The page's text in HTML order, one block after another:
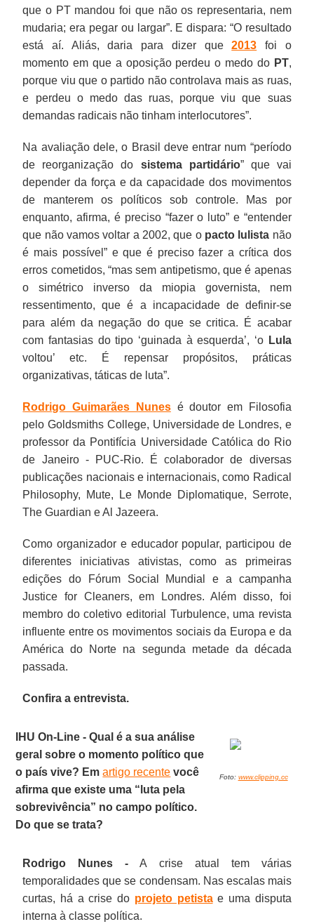
que o PT mandou foi que não os representaria, nem
mudaria; era pegar ou largar”. E dispara: “O resultado
está aí. Aliás, daria para dizer que2013 foi o
momento em que a oposição perdeu o medo do PT,
porque viu que o partido não controlava mais as ruas,
e perdeu o medo das ruas, porque viu que suas
demandas radicais não tinham interlocutores”.
Na avaliação dele, o Brasil deve entrar num “período
de reorganização do sistema partidário” que vai
depender da força e da capacidade dos movimentos
de manterem os políticos sob controle. Mas por
enquanto, afirma, é preciso “fazer o luto” e “entender
que não vamos voltar a 2002, que o pacto lulista não
é mais possível” e que é preciso fazer a crítica dos
erros cometidos, “mas sem antipetismo, que é apenas
o simétrico inverso da miopia governista, nem
ressentimento, que é a incapacidade de definir-se
para além da negação do que se critica. É acabar
com fantasias do tipo ‘guinada à esquerda’, ‘o Lula
voltou’ etc. É repensar propósitos, práticas
organizativas, táticas de luta”.
Rodrigo Guimarães Nunesé doutor em Filosofia
pelo Goldsmiths College, Universidade de Londres, e
professor da Pontifícia Universidade Católica do Rio
de Janeiro - PUC-Rio. É colaborador de diversas
publicações nacionais e internacionais, como Radical
Philosophy, Mute, Le Monde Diplomatique, Serrote,
The Guardian e Al Jazeera.
Como organizador e educador popular, participou de
diferentes iniciativas ativistas, como as primeiras
edições do Fórum Social Mundial e a campanha
Justice for Cleaners, em Londres. Além disso, foi
membro do coletivo editorial Turbulence, uma revista
influente entre os movimentos sociais da Europa e da
América do Norte na segunda metade da década
passada.
Confira a entrevista.
Foto: www.clipping.cc
IHU On-Line - Qual é a sua análise
geral sobre o momento político que
o país vive? Emartigo recente você
afirma que existe uma “luta pela
sobrevivência” no campo político.
Do que se trata?
Rodrigo Nunes - A crise atual tem várias
temporalidades que se condensam. Nas escalas mais
curtas, há a crise do projeto petistae uma disputa
interna à classe política.